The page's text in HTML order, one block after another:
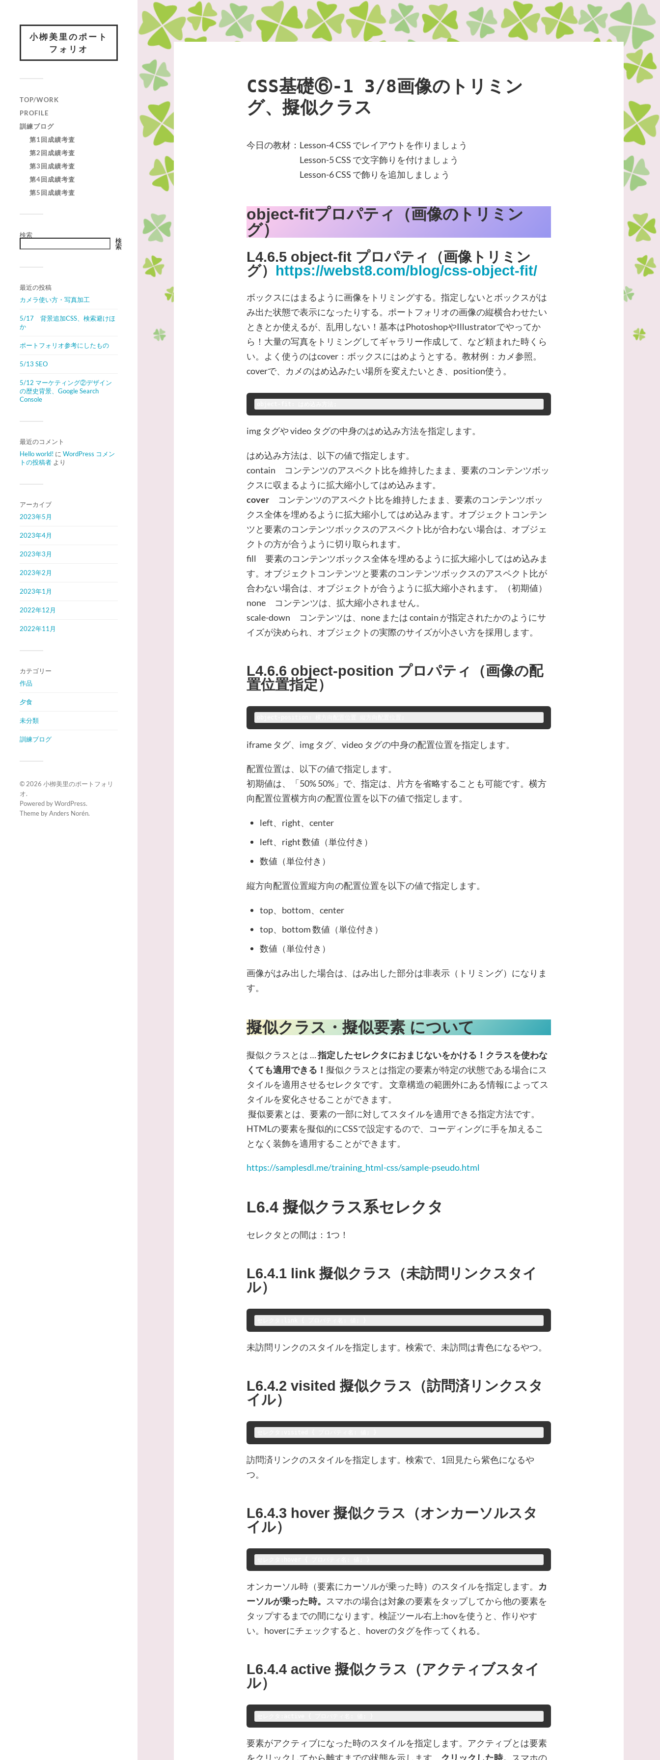
小栁美里のポート
フォリオ
TOP/WORK
PROFILE
訓練ブログ
第1回成績考査
第2回成績考査
第3回成績考査
第4回成績考査
第5回成績考査
検索
検
索
最近の投稿
カメラ使い方・写真加工
5/17 背景追加CSS、検索避けほ
か
ポートフォリオ参考にしたもの
5/13 SEO
5/12 マーケティング②デザイン
の歴史背景、Google Search
Console
最近のコメント
Hello world! に WordPress コメン
トの投稿者 より
アーカイブ
2023年5月
2023年4月
2023年3月
2023年2月
2023年1月
2022年12月
2022年11月
カテゴリー
作品
夕食
未分類
訓練ブログ
© 2026 小栁美里のポートフォリ
オ.
Powered byWordPress.
Theme byAnders Norén.
CSS基礎⑥-1 3/8画像のトリミン
グ、擬似クラス
今日の教材：Lesson-4 CSS でレイアウトを作りましょう
Lesson-5 CSS で文字飾りを付けましょう
Lesson-6 CSS で飾りを追加しましょう
object-fitプロパティ（画像のトリミン
グ）
L4.6.5 object-fit プロパティ（画像トリミン
グ） https://webst8.com/blog/css-object-fit/
ボックスにはまるように画像をトリミングする。指定しないとボックスがは
み出た状態で表示になったりする。ポートフォリオの画像の縦横合わせたい
ときとか使えるが、乱用しない！基本はPhotoshopやIllustratorでやってか
ら！大量の写真をトリミングしてギャラリー作成して、など頼まれた時くら
い。よく使うのはcover：ボックスにはめようとする。教材例：カメ参照。
coverで、カメのはめ込みたい場所を変えたいとき、position使う。
img タグや video タグの中身のはめ込み方法を指定します。
はめ込み方法は、以下の値で指定します。
contain コンテンツのアスペクト比を維持したまま、要素のコンテンツボッ
クスに収まるように拡大縮小してはめ込みます。
cover コンテンツのアスペクト比を維持したまま、要素のコンテンツボッ
クス全体を埋めるように拡大縮小してはめ込みます。オブジェクトコンテン
ツと要素のコンテンツボックスのアスペクト比が合わない場合は、オブジェ
クトの方が合うように切り取られます。
fill 要素のコンテンツボックス全体を埋めるように拡大縮小してはめ込みま
す。オブジェクトコンテンツと要素のコンテンツボックスのアスペクト比が
合わない場合は、オブジェクトが合うように拡大縮小されます。（初期値）
none コンテンツは、拡大縮小されません。
scale-down コンテンツは、none または contain が指定されたかのようにサ
イズが決められ、オブジェクトの実際のサイズが小さい方を採用します。
L4.6.6 object-position プロパティ（画像の配
置位置指定）
iframe タグ、img タグ、video タグの中身の配置位置を指定します。
配置位置は、以下の値で指定します。
初期値は、「50% 50%」で、指定は、片方を省略することも可能です。横方
向配置位置横方向の配置位置を以下の値で指定します。
left、right、center
left、right 数値（単位付き）
数値（単位付き）
縦方向配置位置縦方向の配置位置を以下の値で指定します。
top、bottom、center
top、bottom 数値（単位付き）
数値（単位付き）
画像がはみ出した場合は、はみ出した部分は非表示（トリミング）になりま
す。
擬似クラス・擬似要素 について
擬似クラスとは …指定したセレクタにおまじないをかける！クラスを使わな
くても適用できる！ 擬似クラスとは指定の要素が特定の状態である場合にス
タイルを適用させるセレクタです。 文章構造の範囲外にある情報によってス
タイルを変化させることができます。
擬似要素とは、要素の一部に対してスタイルを適用できる指定方法です。
HTML​の要素を擬似的にCSSで設定するので、コーディングに手を加えるこ
となく装飾を適用することができます。
https://samplesdl.me/training_html-css/sample-pseudo.html
L6.4 擬似クラス系セレクタ
セレクタとの間は：1つ！
L6.4.1 link 擬似クラス（未訪問リンクスタイ
ル）
未訪問リンクのスタイルを指定します。検索で、未訪問は青色になるやつ。
L6.4.2 visited 擬似クラス（訪問済リンクスタ
イル）
訪問済リンクのスタイルを指定します。検索で、1回見たら紫色になるや
つ。
L6.4.3 hover 擬似クラス（オンカーソルスタ
イル）
オンカーソル時（要素にカーソルが乗った時）のスタイルを指定します。 カ
ーソルが乗った時。
スマホの場合は対象の要素をタップしてから他の要素を
タップするまでの間になります。検証ツール右上:hovを使うと、作りやす
い。hoverにチェックすると、hoverのタグを作ってくれる。
L6.4.4 active 擬似クラス（アクティブスタイ
ル）
要素がアクティブになった時のスタイルを指定します。アクティブとは要素
をクリックしてから離すまでの状態を示します。 クリックした時。 スマホの